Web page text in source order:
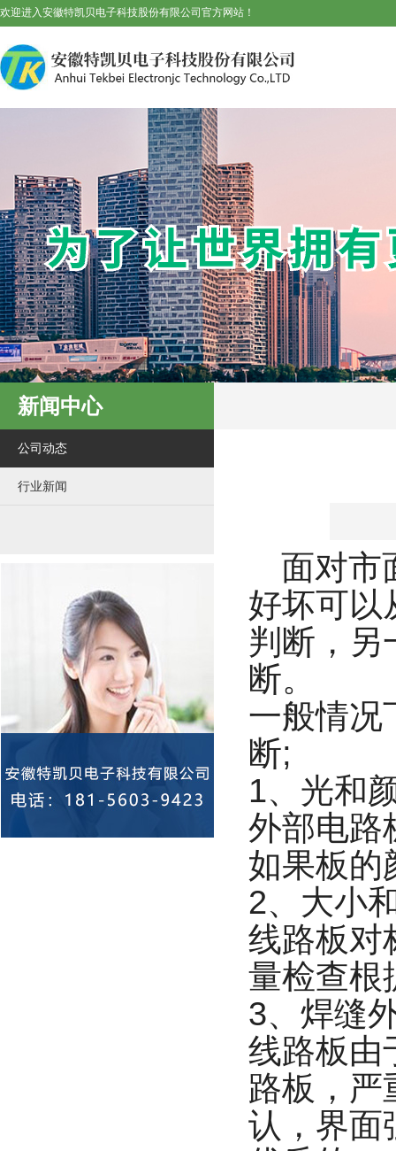
欢迎进入安徽特凯贝电子科技股份有限公司官方网站！
新闻中心
公司动态
行业新闻
面对市
好坏可以
判断，另
断。
一般情况
断;
1、光和
外部电路
如果板的
2、大小
线路板对
量检查根
3、焊缝
线路板由
路板，严
认，界面